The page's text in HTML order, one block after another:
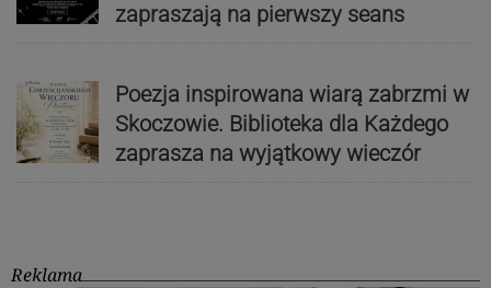
zapraszają na pierwszy seans
Poezja inspirowana wiarą zabrzmi w
Skoczowie. Biblioteka dla Każdego
zaprasza na wyjątkowy wieczór
Reklama